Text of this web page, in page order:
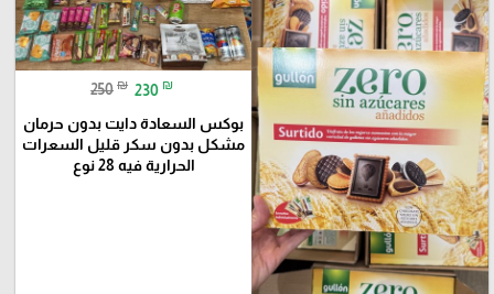
250 ₪ 230 ₪
بوكس السعادة دايت بدون حرمان
مشكل بدون سكر قليل السعرات
الحرارية فيه 28 نوع